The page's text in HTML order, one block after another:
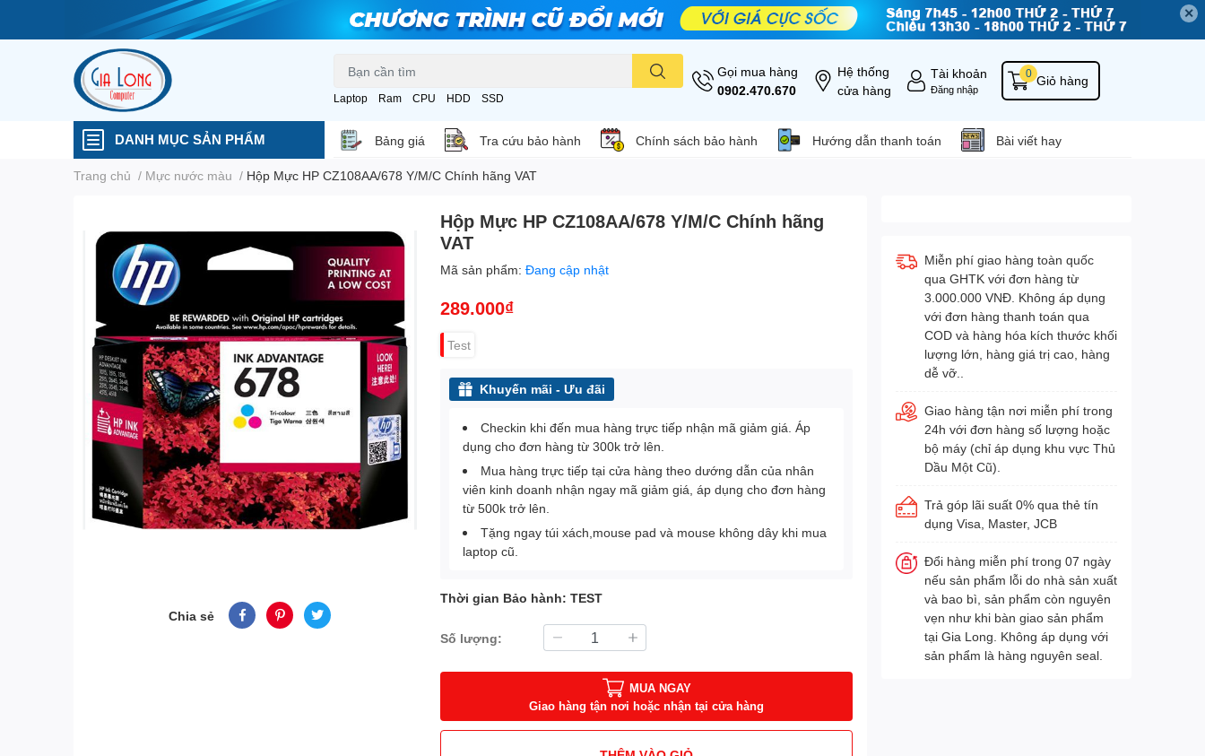
✕
Laptop Ram CPU HDD SSD
Gọi mua hàng
0902.470.670
Hệ thống
cửa hàng
Tài khoản
Đăng nhập
Giỏ hàng
0
DANH MỤC SẢN PHẨM Bảng giá Tra cứu bảo hành Chính sách bảo hành Hướng dẫn thanh toán Bài viết hay
Trang chủ / Mực nước màu / Hộp Mực HP CZ108AA/678 Y/M/C Chính hãng VAT
Chia sẻ
Hộp Mực HP CZ108AA/678 Y/M/C Chính hãng
VAT
Mã sản phẩm:Đang cập nhật
289.000₫
Test
Khuyến mãi - Ưu đãi
Checkin khi đến mua hàng trực tiếp nhận mã giảm giá. Áp
dụng cho đơn hàng từ 300k trở lên.
Mua hàng trực tiếp tại cửa hàng theo dướng dẫn của nhân
viên kinh doanh nhận ngay mã giảm giá, áp dụng cho đơn hàng
từ 500k trở lên.
Tặng ngay túi xách,mouse pad và mouse không dây khi mua
laptop cũ.
Thời gian Bảo hành: TEST
Số lượng:
MUA NGAY
Giao hàng tận nơi hoặc nhận tại cửa hàng
Miễn phí giao hàng toàn quốc
qua GHTK với đơn hàng từ
3.000.000 VNĐ. Không áp dụng
với đơn hàng thanh toán qua
COD và hàng hóa kích thước khối
lượng lớn, hàng giá trị cao, hàng
dễ vỡ..
Giao hàng tận nơi miễn phí trong
24h với đơn hàng số lượng hoặc
bộ máy (chỉ áp dụng khu vực Thủ
Dầu Một Cũ).
Trả góp lãi suất 0% qua thẻ tín
dụng Visa, Master, JCB
Đổi hàng miễn phí trong 07 ngày
nếu sản phẩm lỗi do nhà sản xuất
và bao bì, sản phẩm còn nguyên
vẹn như khi bàn giao sản phẩm
tại Gia Long. Không áp dụng với
sản phẩm là hàng nguyên seal.